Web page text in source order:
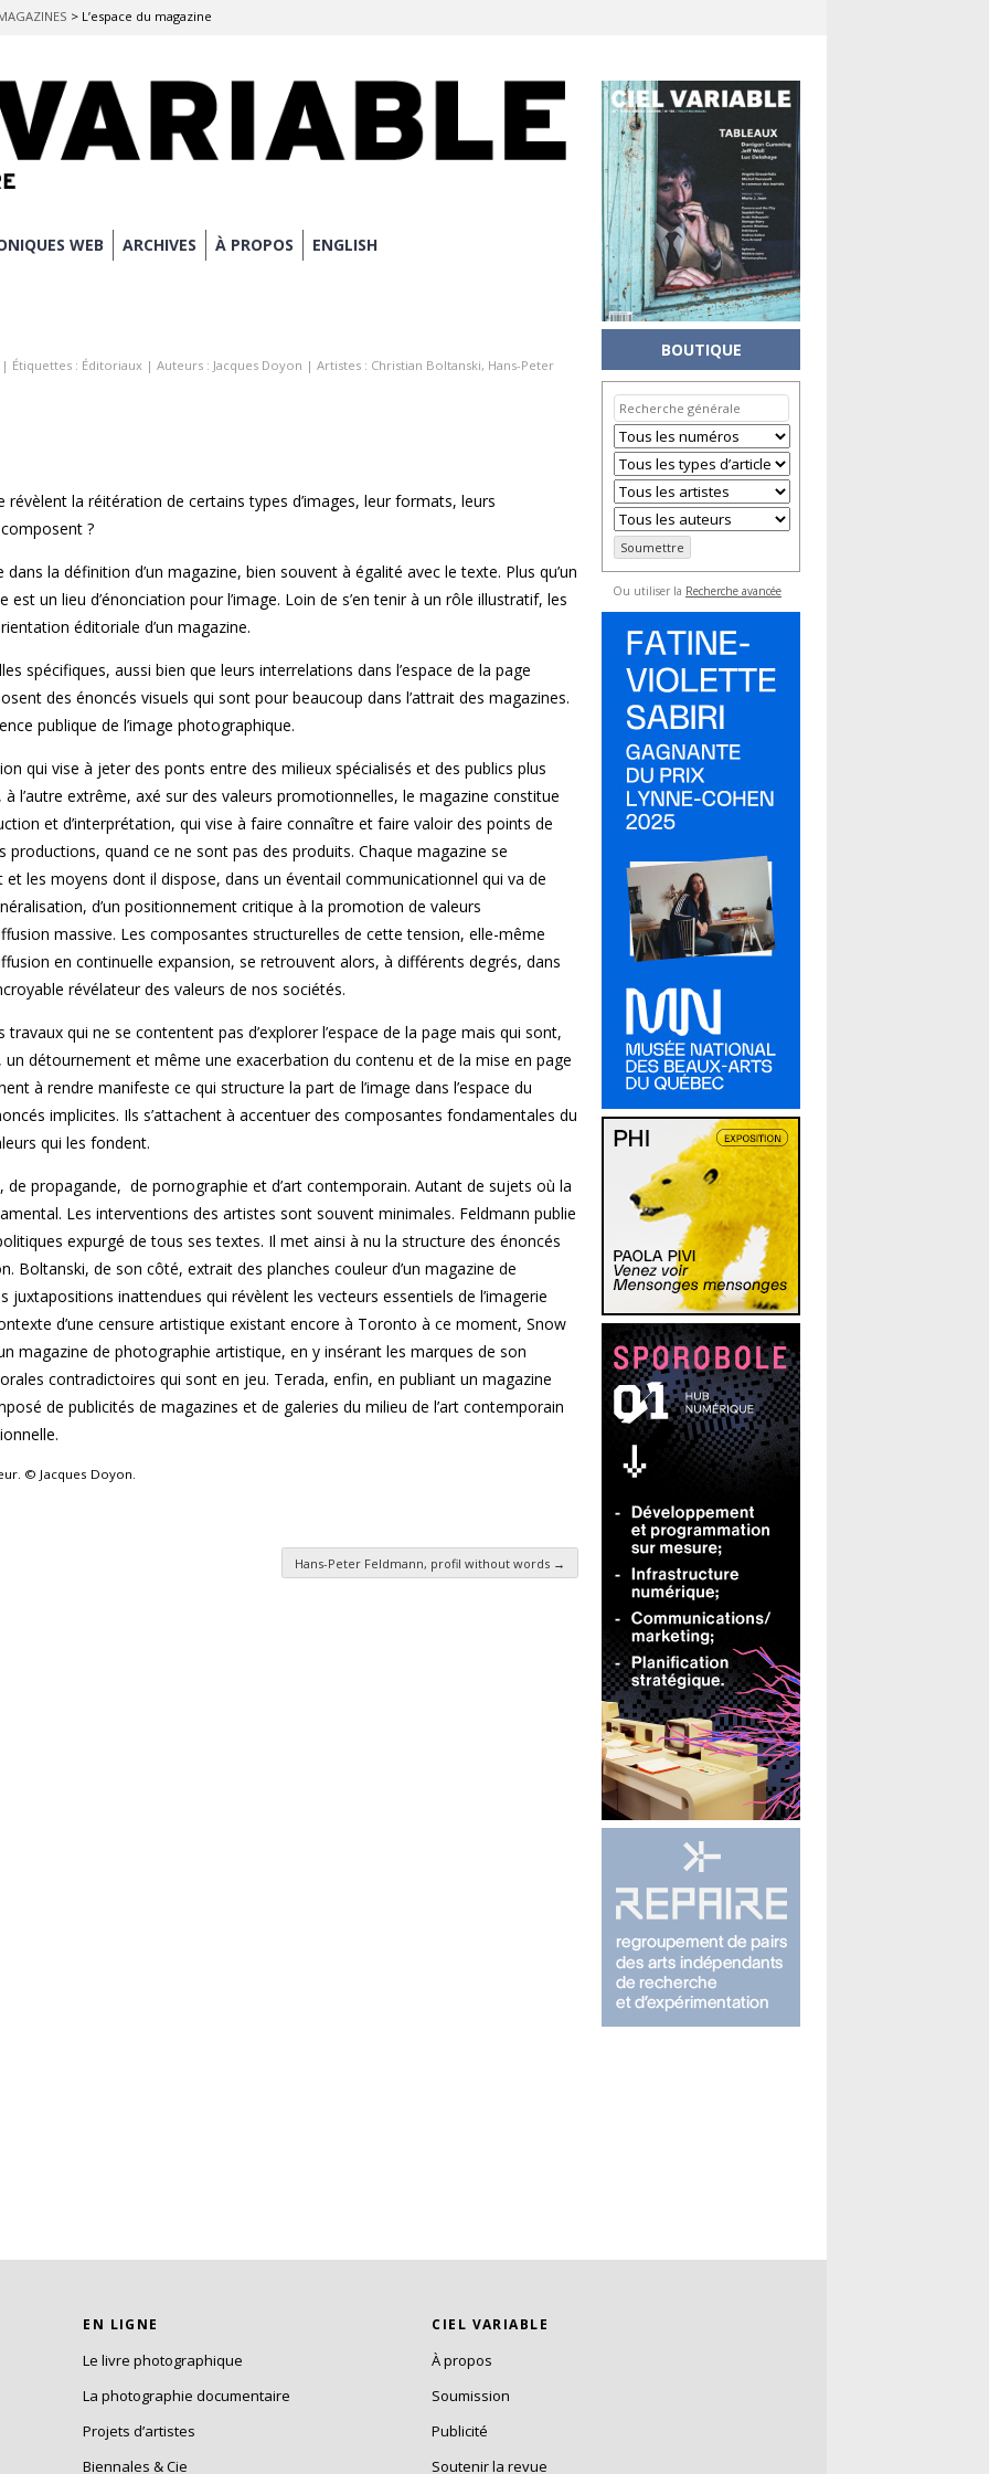
> L’espace du magazine
WEB ARCHIVES À PROPOS ENGLISH
| Étiquettes : Éditoriaux | Auteurs : Jacques Doyon | Artistes : Christian Boltanski, Hans-Peter
révèlent la réitération de certains types d’images, leur formats, leurs
?
la définition d’un magazine, bien souvent à égalité avec le texte. Plus qu’un
un lieu d’énonciation pour l’image. Loin de s’en tenir à un rôle illustratif, les
éditoriale d’un magazine.
spécifiques, aussi bien que leurs interrelations dans l’espace de la page
des énoncés visuels qui sont pour beaucoup dans l’attrait des magazines.
publique de l’image photographique.
qui vise à jeter des ponts entre des milieux spécialisés et des publics plus
l’autre extrême, axé sur des valeurs promotionnelles, le magazine constitue
et d’interprétation, qui vise à faire connaître et faire valoir des points de
productions, quand ce ne sont pas des produits. Chaque magazine se
les moyens dont il dispose, dans un éventail communicationnel qui va de
d’un positionnement critique à la promotion de valeurs
massive. Les composantes structurelles de cette tension, elle-même
en continuelle expansion, se retrouvent alors, à différents degrés, dans
révélateur des valeurs de nos sociétés.
qui ne se contentent pas d’explorer l’espace de la page mais qui sont,
détournement et même une exacerbation du contenu et de la mise en page
à rendre manifeste ce qui structure la part de l’image dans l’espace du
implicites. Ils s’attachent à accentuer des composantes fondamentales du
qui les fondent.
de propagande, de pornographie et d’art contemporain. Autant de sujets où la
Les interventions des artistes sont souvent minimales. Feldmann publie
expurgé de tous ses textes. Il met ainsi à nu la structure des énoncés
Boltanski, de son côté, extrait des planches couleur d’un magazine de
inattendues qui révèlent les vecteurs essentiels de l’imagerie
d’une censure artistique existant encore à Toronto à ce moment, Snow
magazine de photographie artistique, en y insérant les marques de son
contradictoires qui sont en jeu. Terada, enfin, en publiant un magazine
de publicités de magazines et de galeries du milieu de l’art contemporain
© Jacques Doyon.
Hans-Peter Feldmann, profil without words →
BOUTIQUE
Ou utiliser la Recherche avancée
EN LIGNE
Le livre photographique
La photographie documentaire
Projets d’artistes
Biennales & Cie
CIEL VARIABLE
À propos
Soumission
Publicité
Soutenir la revue